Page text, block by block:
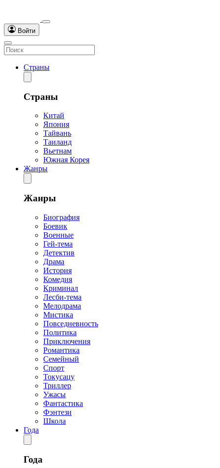
Войти
Страны
Страны
Китай
Япония
Тайвань
Таиланд
Вьетнам
Южная Корея
Жанры
Жанры
Биография
Боевик
Военные
Гей-тема
Детектив
Драма
История
Комедия
Криминал
Лесби-тема
Мелодрама
Мистика
Повседневность
Политика
Приключения
Романтика
Семейный
Спорт
Токусацу
Триллер
Ужасы
Фантастика
Фэнтези
Школа
Года
Года